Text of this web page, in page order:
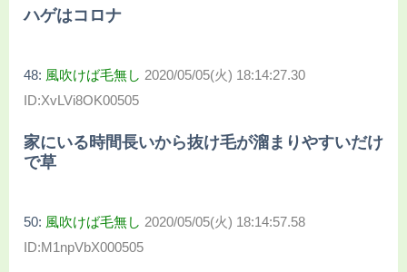
ハゲはコロナ
48: 風吹けば毛無し 2020/05/05(火) 18:14:27.30
ID:XvLVi8OK00505
家にいる時間長いから抜け毛が溜まりやすいだけ
で草
50: 風吹けば毛無し 2020/05/05(火) 18:14:57.58
ID:M1npVbX000505